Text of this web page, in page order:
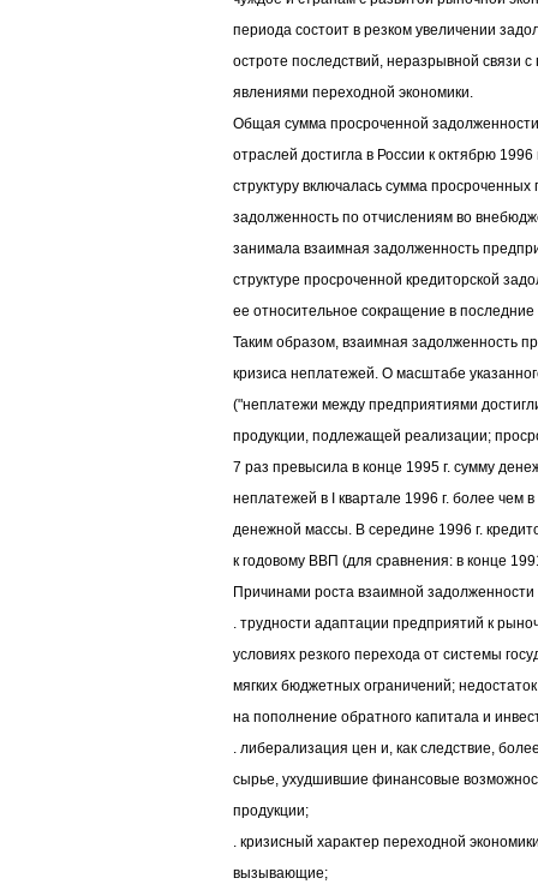
периода состоит в резком увеличении
остроте последствий, неразрывной связи
явлениями переходной экономики.
Общая сумма просроченной
отраслей достигла в России к октябрю
структуру включалась сумма
задолженность по отчислениям во
занимала взаимная задолженность
структуре просроченной кредиторской
ее относительное сокращение в
Таким образом, взаимная задолженность
кризиса неплатежей. О масштабе
("неплатежи между предприятиями
продукции, подлежащей реализации;
7 раз превысила в конце 1995 г. сумму
неплатежей в I квартале 1996 г. более чем
денежной массы. В середине 1996 г.
к годовому ВВП (для сравнения: в конце
Причинами роста взаимной
. трудности адаптации предприятий к
условиях резкого перехода от системы
мягких бюджетных ограничений;
на пополнение обратного капитала и
. либерализация цен и, как следствие,
сырье, ухудшившие финансовые
продукции;
. кризисный характер переходной
вызывающие;